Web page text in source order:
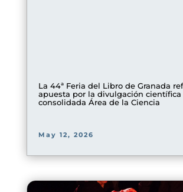
La 44ª Feria del Libro de Granada
apuesta por la divulgación científica
consolidada Área de la Ciencia
May 12, 2026